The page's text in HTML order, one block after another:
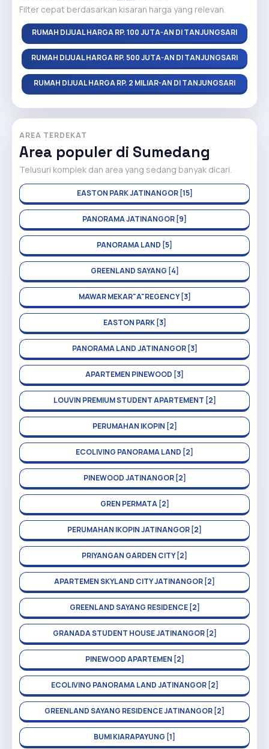
Filter cepat berdasarkan kisaran harga yang relevan.
RUMAH DIJUAL HARGA RP. 100 JUTA-AN DI TANJUNGSARI
RUMAH DIJUAL HARGA RP. 500 JUTA-AN DI TANJUNGSARI
RUMAH DIJUAL HARGA RP. 2 MILIAR-AN DI TANJUNGSARI
AREA TERDEKAT
Area populer di Sumedang
Telusuri komplek dan area yang sedang banyak dicari.
EASTON PARK JATINANGOR [15]
PANORAMA JATINANGOR [9]
PANORAMA LAND [5]
GREENLAND SAYANG [4]
MAWAR MEKAR"A"REGENCY [3]
EASTON PARK [3]
PANORAMA LAND JATINANGOR [3]
APARTEMEN PINEWOOD [3]
LOUVIN PREMIUM STUDENT APARTEMENT [2]
PERUMAHAN IKOPIN [2]
ECOLIVING PANORAMA LAND [2]
PINEWOOD JATINANGOR [2]
GREN PERMATA [2]
PERUMAHAN IKOPIN JATINANGOR [2]
PRIYANGAN GARDEN CITY [2]
APARTEMEN SKYLAND CITY JATINANGOR [2]
GREENLAND SAYANG RESIDENCE [2]
GRANADA STUDENT HOUSE JATINANGOR [2]
PINEWOOD APARTEMEN [2]
ECOLIVING PANORAMA LAND JATINANGOR [2]
GREENLAND SAYANG RESIDENCE JATINANGOR [2]
BUMI KIARAPAYUNG [1]